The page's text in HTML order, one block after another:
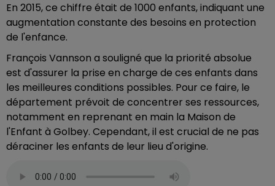
En 2015, ce chiffre était de 1000 enfants, indiquant une
augmentation constante des besoins en protection
de l'enfance.
François Vannson a souligné que la priorité absolue
est d'assurer la prise en charge de ces enfants dans
les meilleures conditions possibles. Pour ce faire, le
département prévoit de concentrer ses ressources,
notamment en reprenant en main la Maison de
l'Enfant à Golbey. Cependant, il est crucial de ne pas
déraciner les enfants de leur lieu d'origine.